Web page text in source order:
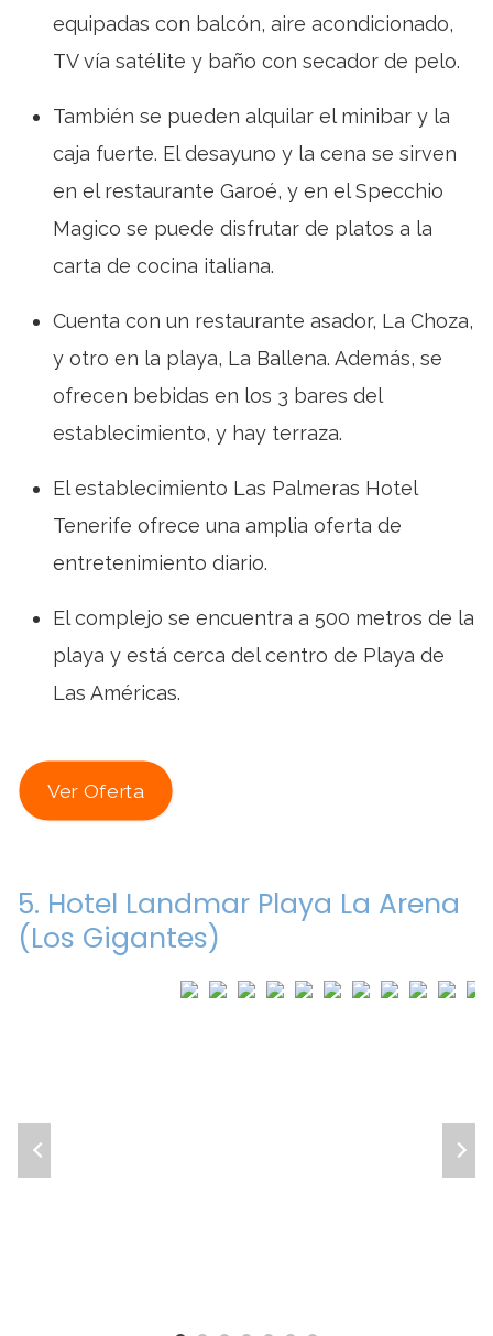
equipadas con balcón, aire acondicionado,
TV vía satélite y baño con secador de pelo.
También se pueden alquilar el minibar y la
caja fuerte. El desayuno y la cena se sirven
en el restaurante Garoé, y en el Specchio
Magico se puede disfrutar de platos a la
carta de cocina italiana.
Cuenta con un restaurante asador, La Choza,
y otro en la playa, La Ballena. Además, se
ofrecen bebidas en los 3 bares del
establecimiento, y hay terraza.
El establecimiento Las Palmeras Hotel
Tenerife ofrece una amplia oferta de
entretenimiento diario.
El complejo se encuentra a 500 metros de la
playa y está cerca del centro de Playa de
Las Américas.
Ver Oferta
5. Hotel Landmar Playa La Arena
(Los Gigantes)